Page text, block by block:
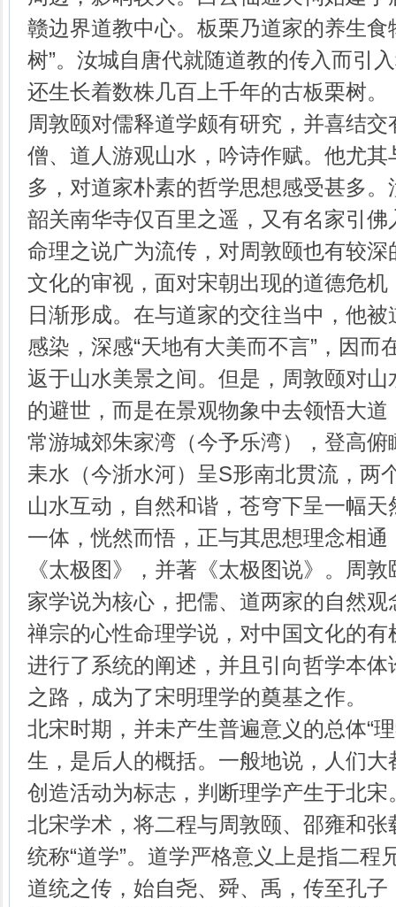
赣边界道教中心。板栗乃道家的养生食
树”。汝城自唐代就随道教的传入而引
还生长着数株几百上千年的古板栗树。
周敦颐对儒释道学颇有研究，并喜结
僧、道人游观山水，吟诗作赋。他尤
多，对道家朴素的哲学思想感受甚多
韶关南华寺仅百里之遥，又有名家引
命理之说广为流传，对周敦颐也有较
文化的审视，面对宋朝出现的道德危
日渐形成。在与道家的交往当中，他
感染，深感“天地有大美而不言”，因而
返于山水美景之间。但是，周敦颐对
的避世，而是在景观物象中去领悟大
常游城郊朱家湾（今予乐湾），登高
耒水（今浙水河）呈S形南北贯流，两
山水互动，自然和谐，苍穹下呈一幅
一体，恍然而悟，正与其思想理念相
《太极图》，并著《太极图说》。周
家学说为核心，把儒、道两家的自然
禅宗的心性命理学说，对中国文化的
进行了系统的阐述，并且引向哲学本
之路，成为了宋明理学的奠基之作。
北宋时期，并未产生普遍意义的总体“
生，是后人的概括。一般地说，人们大
创造活动为标志，判断理学产生于北
北宋学术，将二程与周敦颐、邵雍和
统称“道学”。道学严格意义上是指二程
道统之传，始自尧、舜、禹，传至孔